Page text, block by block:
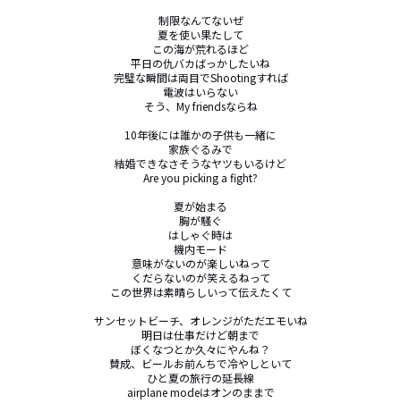
制限なんてないぜ
夏を使い果たして
この海が荒れるほど
平日の仇バカばっかしたいね
完璧な瞬間は両目でShootingすれば
電波はいらない
そう、My friendsならね
10年後には誰かの子供も一緒に
家族ぐるみで
結婚できなさそうなヤツもいるけど
Are you picking a fight?
夏が始まる
胸が騒ぐ
はしゃぐ時は
機内モード
意味がないのが楽しいねって
くだらないのが笑えるねって
この世界は素晴らしいって伝えたくて
サンセットビーチ、オレンジがただエモいね
明日は仕事だけど朝まで
ぼくなつとか久々にやんね？
賛成、ビールお前んちで冷やしといて
ひと夏の旅行の延長線
airplane modeはオンのままで